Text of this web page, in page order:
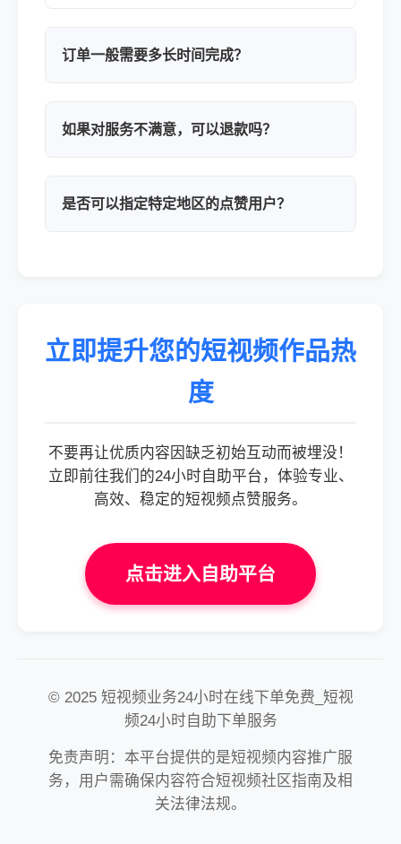
订单一般需要多长时间完成？
如果对服务不满意，可以退款吗？
是否可以指定特定地区的点赞用户？
立即提升您的短视频作品热
度
不要再让优质内容因缺乏初始互动而被埋没！
立即前往我们的24小时自助平台，体验专业、
高效、稳定的短视频点赞服务。
点击进入自助平台
© 2025 短视频业务24小时在线下单免费_短视
频24小时自助下单服务
免责声明：本平台提供的是短视频内容推广服
务，用户需确保内容符合短视频社区指南及相
关法律法规。